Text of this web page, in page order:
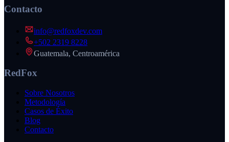
Contacto
info@redfoxdev.com
+502 2319 8228
Guatemala, Centroamérica
RedFox
Sobre Nosotros
Metodología
Casos de Éxito
Blog
Contacto